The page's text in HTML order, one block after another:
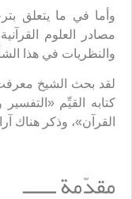
وأما في ما يتعلق
مصادر العلوم
والنظريات في هذا
لقد بحث الشيخ
كتابه القيِّم
القرآن»، وذكر هناك
مقدّمة ــــــ